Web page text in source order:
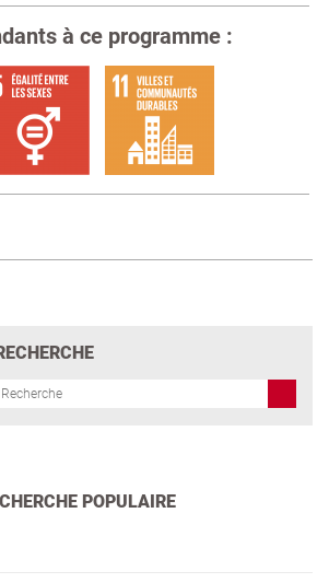
à ce programme :
POPULAIRE